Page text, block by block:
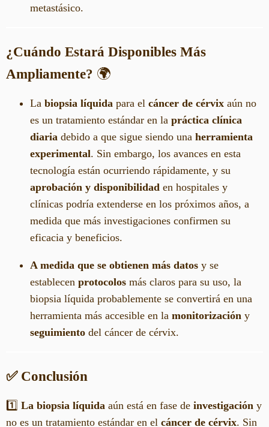
metastásico.
¿Cuándo Estará Disponibles Más
Ampliamente? 🌍
La biopsia líquida para el cáncer de cérvix aún no
es un tratamiento estándar en la práctica clínica
diaria debido a que sigue siendo una herramienta
experimental. Sin embargo, los avances en esta
tecnología están ocurriendo rápidamente, y su
aprobación y disponibilidad en hospitales y
clínicas podría extenderse en los próximos años, a
medida que más investigaciones confirmen su
eficacia y beneficios.
A medida que se obtienen más datos y se
establecen protocolos más claros para su uso, la
biopsia líquida probablemente se convertirá en una
herramienta más accesible en la monitorización y
seguimiento del cáncer de cérvix.
✅ Conclusión
1️⃣ La biopsia líquida aún está en fase de investigación y
no es un tratamiento estándar en el cáncer de cérvix. Sin